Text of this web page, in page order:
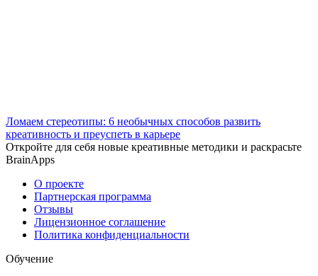
Ломаем стереотипы: 6 необычных способов развить
креативность и преуспеть в карьере
Откройте для себя новые креативные методики и раскрасьте
BrainApps
О проекте
Партнерская программа
Отзывы
Лицензионное соглашение
Политика конфиденциальности
Обучение